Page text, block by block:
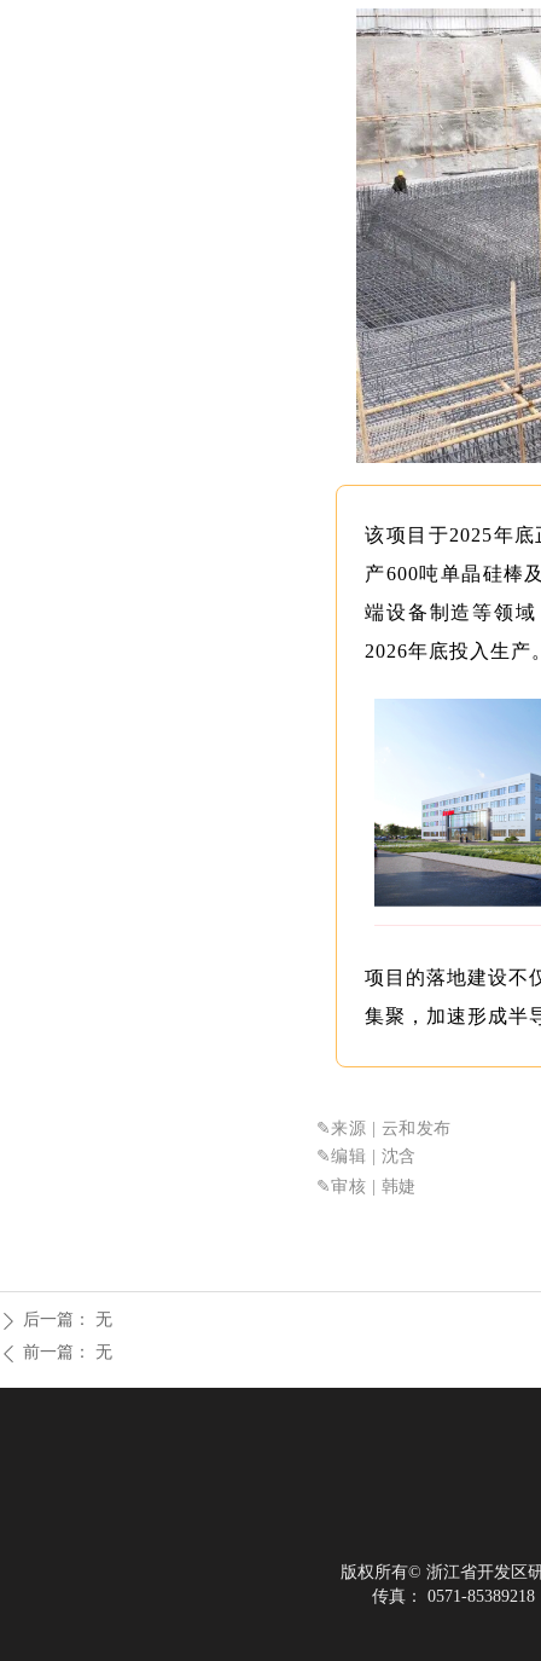
该项目于2025年
产600吨单晶硅棒
端设备制造等领
2026年底投入生产
项目的落地建设不
集聚，加速形成半
✎来源 | 云和发布
✎编辑 | 沈含
✎审核 | 韩婕
ꄴ 前一篇： 无
ꄲ 后一篇： 无
版权所有© 浙江省开发区
传真：
0571-85389218